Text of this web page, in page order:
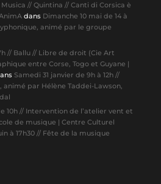
// Quintina // Canti di Corsica è
dans Dimanche 10 mai de 14 à
animé par le groupe
// Ballu // Libre de droit (Cie Art
entre Corse, Togo et Guyane |
Samedi 31 janvier de 9h à 12h //
animé par Hélène Taddei-Lawson,
10h // Intervention de l’atelier vent et
de musique | Centre Culturel
à 17h30 // Fête de la musique